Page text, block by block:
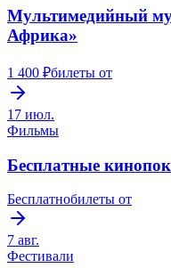
Мультимедийный
Африка»
1 400 ₽билеты от
17 июл.
Фильмы
Бесплатные
Бесплатнобилеты от
7 авг.
Фестивали